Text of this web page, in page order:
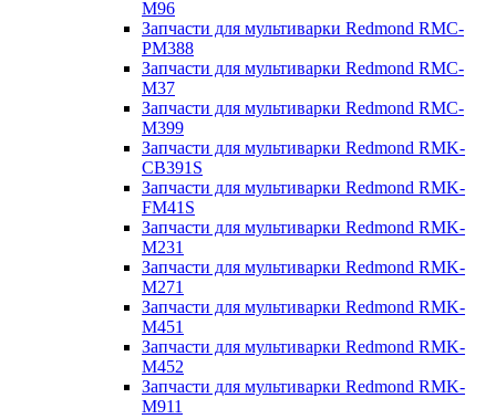
M96
Запчасти для мультиварки Redmond RMC-
PM388
Запчасти для мультиварки Redmond RMC-
M37
Запчасти для мультиварки Redmond RMC-
M399
Запчасти для мультиварки Redmond RMK-
CB391S
Запчасти для мультиварки Redmond RMK-
FM41S
Запчасти для мультиварки Redmond RMK-
M231
Запчасти для мультиварки Redmond RMK-
M271
Запчасти для мультиварки Redmond RMK-
M451
Запчасти для мультиварки Redmond RMK-
M452
Запчасти для мультиварки Redmond RMK-
M911